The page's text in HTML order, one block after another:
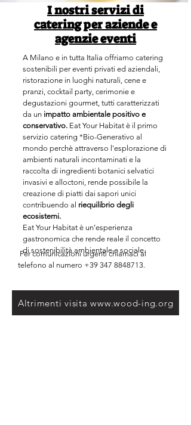
I nostri servizi di
catering per aziende e
agenzie eventi
A Milano e in tutta Italia offriamo catering
sostenibili per eventi privati ed aziendali,
ristorazione in luoghi naturali, cene e
pranzi, cocktail party, cerimonie e
degustazioni gourmet, tutti caratterizzati
da un impatto ambientale positivo e
conservativo. Eat Your Habitat è il primo
servizio catering *Bio-Generativo al
mondo perchè attraverso l'esplorazione di
ambienti naturali incontaminati e la
raccolta di ingredienti botanici selvatici
invasivi e alloctoni, rende possibile la
creazione di piatti dai sapori unici
contribuendo al riequilibrio degli
ecosistemi.
Eat Your Habitat è un’esperienza
gastronomica che rende reale il concetto
di sostenibilità ambientale e sociale.
Per comunicazioni urgenti chiamaci al
telefono al numero +39 347 8848713.
Altrimenti visita www.wood-ing.org